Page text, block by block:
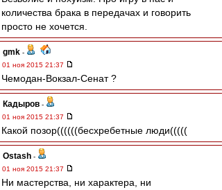
количества брака в передачах и говорить
просто не хочется.
gmk -
01 ноя 2015 21:37
Чемодан-Вокзал-Сенат ?
Кадыров -
01 ноя 2015 21:37
Какой позор((((((бесхребетные люди(((((
Ostash -
01 ноя 2015 21:37
Ни мастерства, ни характера, ни